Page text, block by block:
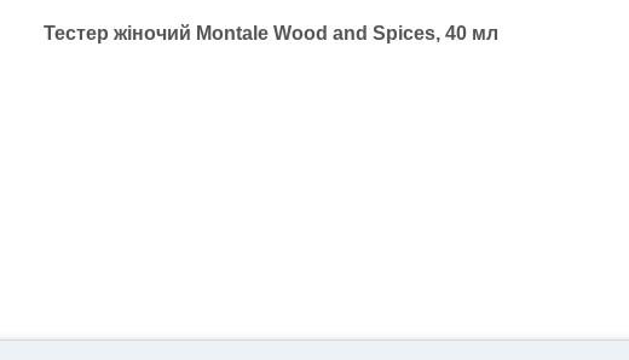
Тестер жіночий Montale Wood and Spices, 40 мл